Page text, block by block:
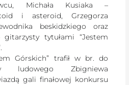
Michała Kusiaka –
i asteroid, Grzegorza
beskidzkiego oraz
gitarzysty tytułami “Jestem
Górskich” trafił w br. do
ludowego Zbigniewa
gali finałowej konkursu